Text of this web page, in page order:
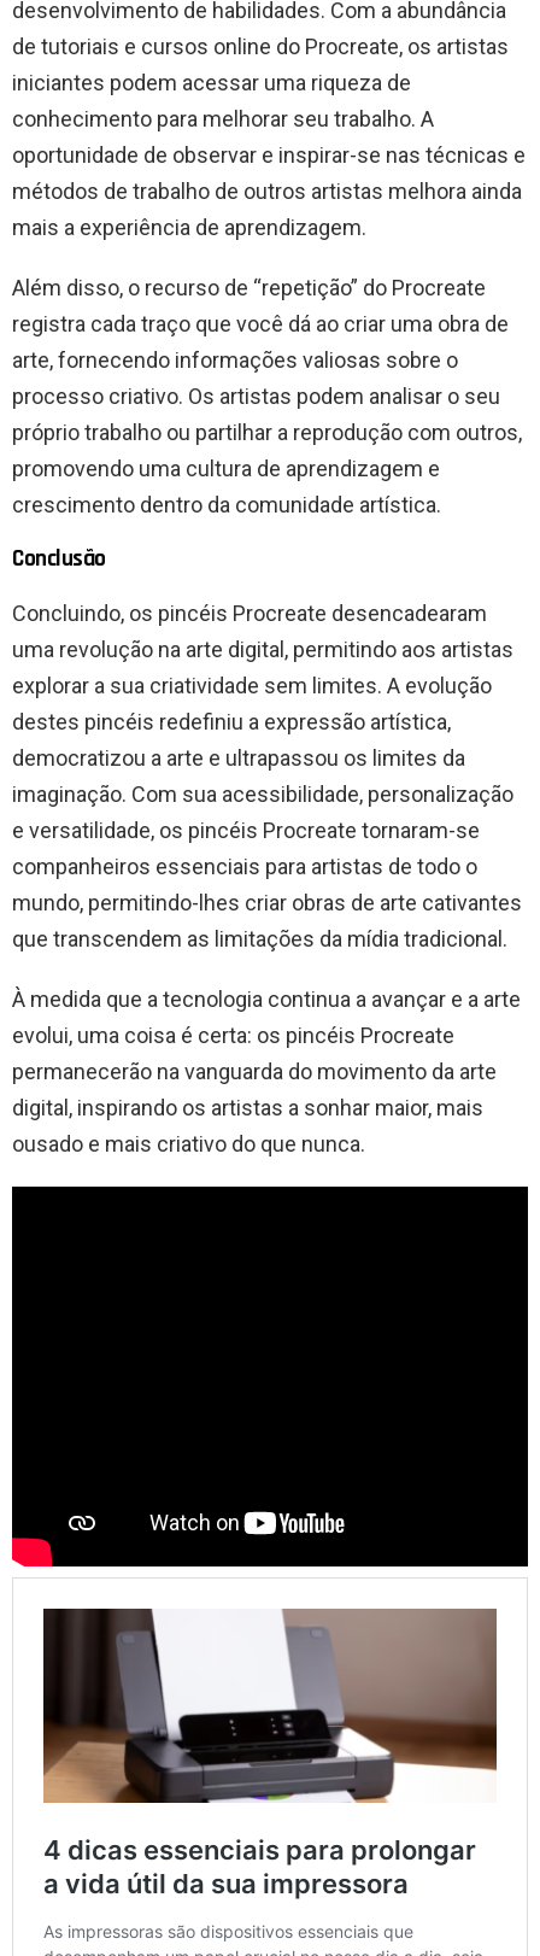
desenvolvimento de habilidades. Com a abundância
de tutoriais e cursos online do Procreate, os artistas
iniciantes podem acessar uma riqueza de
conhecimento para melhorar seu trabalho. A
oportunidade de observar e inspirar-se nas técnicas e
métodos de trabalho de outros artistas melhora ainda
mais a experiência de aprendizagem.
Além disso, o recurso de “repetição” do Procreate
registra cada traço que você dá ao criar uma obra de
arte, fornecendo informações valiosas sobre o
processo criativo. Os artistas podem analisar o seu
próprio trabalho ou partilhar a reprodução com outros,
promovendo uma cultura de aprendizagem e
crescimento dentro da comunidade artística.
Conclusão
Concluindo, os pincéis Procreate desencadearam
uma revolução na arte digital, permitindo aos artistas
explorar a sua criatividade sem limites. A evolução
destes pincéis redefiniu a expressão artística,
democratizou a arte e ultrapassou os limites da
imaginação. Com sua acessibilidade, personalização
e versatilidade, os pincéis Procreate tornaram-se
companheiros essenciais para artistas de todo o
mundo, permitindo-lhes criar obras de arte cativantes
que transcendem as limitações da mídia tradicional.
À medida que a tecnologia continua a avançar e a arte
evolui, uma coisa é certa: os pincéis Procreate
permanecerão na vanguarda do movimento da arte
digital, inspirando os artistas a sonhar maior, mais
ousado e mais criativo do que nunca.